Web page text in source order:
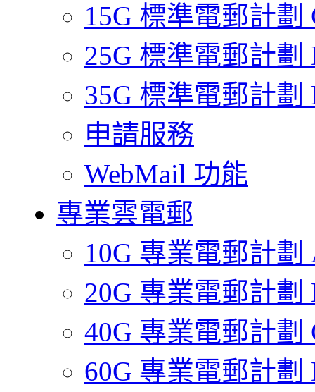
15G 標準電郵計劃
25G 標準電郵計劃
35G 標準電郵計劃
申請服務
WebMail 功能
專業雲電郵
10G 專業電郵計劃
20G 專業電郵計劃
40G 專業電郵計劃
60G 專業電郵計劃